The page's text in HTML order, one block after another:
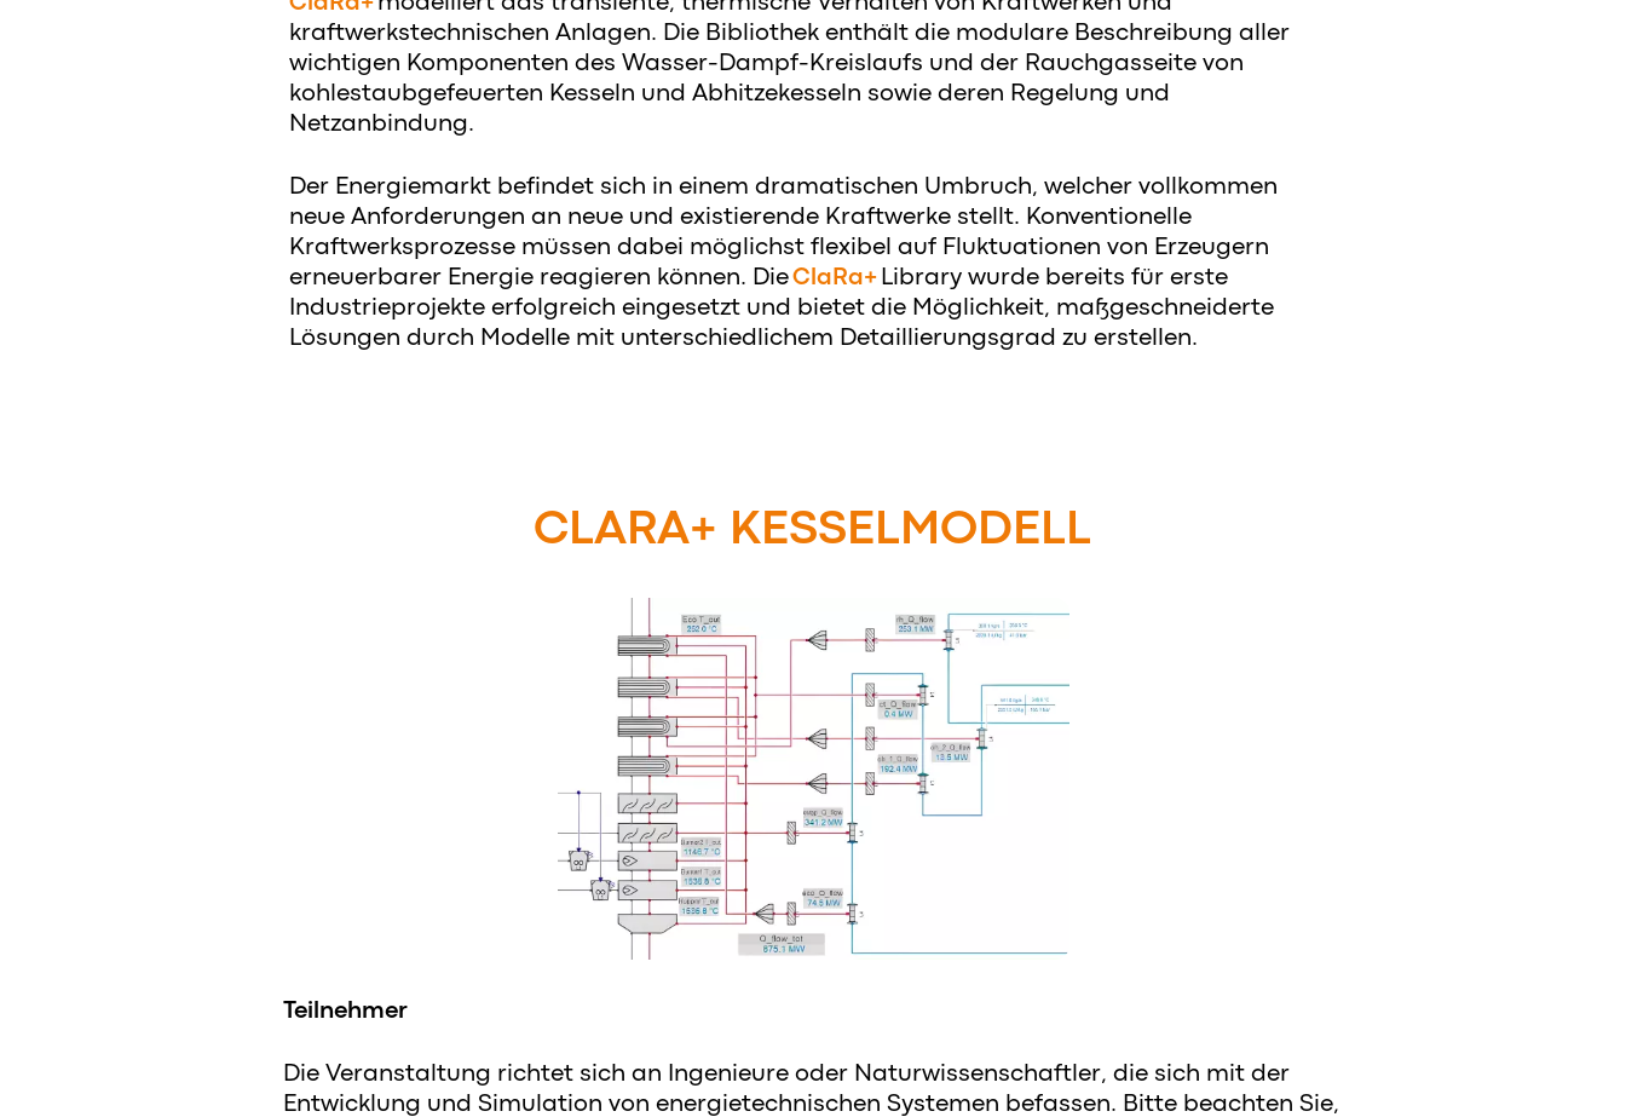
kraftwerkstechnischen Anlagen. Die Bibliothek enthält die modulare Beschreibung aller
wichtigen Komponenten des Wasser-Dampf-Kreislaufs und der Rauchgasseite von
kohlestaubgefeuerten Kesseln und Abhitzekesseln sowie deren Regelung und
Netzanbindung.
Der Energiemarkt befindet sich in einem dramatischen Umbruch, welcher vollkommen
neue Anforderungen an neue und existierende Kraftwerke stellt. Konventionelle
Kraftwerksprozesse müssen dabei möglichst flexibel auf Fluktuationen von Erzeugern
erneuerbarer Energie reagieren können. DieClaRa+ Library wurde bereits für erste
Industrieprojekte erfolgreich eingesetzt und bietet die Möglichkeit, maßgeschneiderte
Lösungen durch Modelle mit unterschiedlichem Detaillierungsgrad zu erstellen.
CLARA+ KESSELMODELL
Teilnehmer
Die Veranstaltung richtet sich an Ingenieure oder Naturwissenschaftler, die sich mit der
Entwicklung und Simulation von energietechnischen Systemen befassen. Bitte beachten Sie,